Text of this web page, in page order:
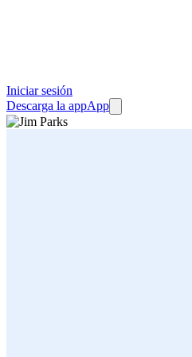
Iniciar sesión
Descarga la appApp